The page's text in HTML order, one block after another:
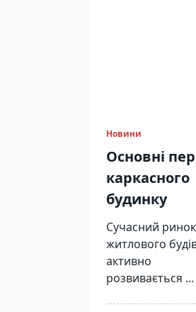
Новини
Основні
каркасного
будинку
Сучасний ринок
житлового
активно
розвивається ...